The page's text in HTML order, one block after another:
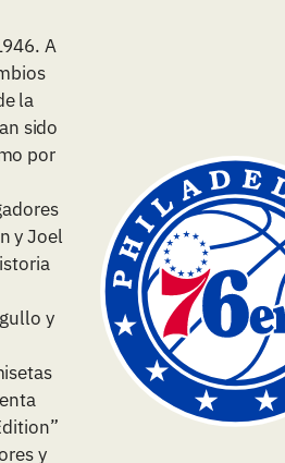
A
la
sido
por
y Joel
y
y